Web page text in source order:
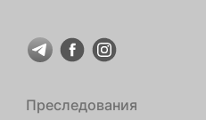
Преследования